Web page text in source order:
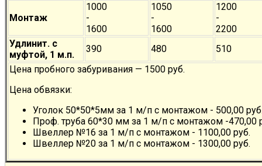
Монтаж
1000
-
1600
1050
-
1600
1200
-
2200
Удлинит. с
муфтой, 1 м.п.
390 480
510
Цена пробного забуривания — 1500 руб.
Цена обвязки:
Уголок 50*50*5мм за 1 м/п с монтажом - 500,00
Проф. труба 60*30 мм за 1 м/п с монтажом -470,00
Швеллер №16 за 1 м/п с монтажом - 1100,00 руб.
Швеллер №20 за 1 м/п с монтажом - 1300,00 руб.